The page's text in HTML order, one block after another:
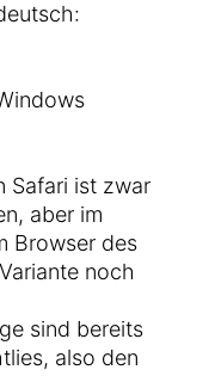
Safari ist zwar
aber im
Browser des
noch
sind bereits
also den